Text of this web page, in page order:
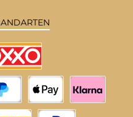
Apple Pay Klarna